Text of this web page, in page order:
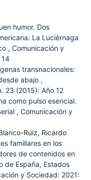
humor. Dos
La Luciérnaga
, Comunicación y
transnacionales:
abajo ,
23 (2015): Año 12
como pulso esencial.
, Comunicación y
Ruiz, Ricardo
familiares en los
de contenidos en
de España, Estados
y Sociedad: 2021: